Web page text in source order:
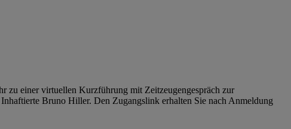
zu einer virtuellen Kurzführung mit Zeitzeugengespräch zur
Bruno Hiller. Den Zugangslink erhalten Sie nach Anmeldung